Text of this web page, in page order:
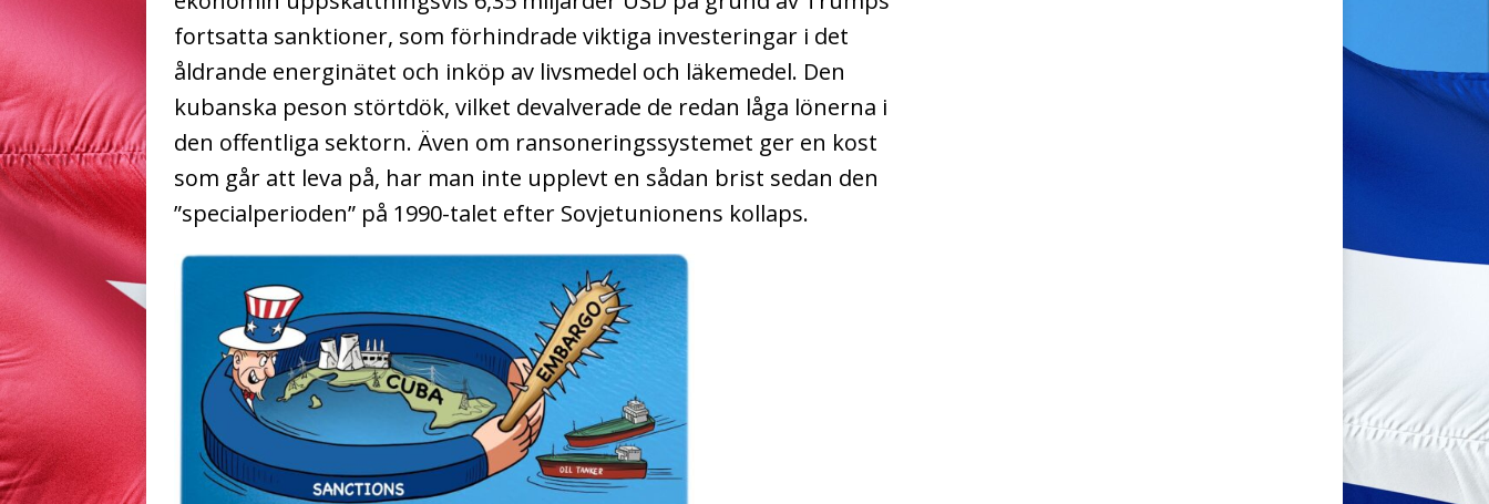
fortsatta sanktioner, som förhindrade viktiga investeringar i det
åldrande energinätet och inköp av livsmedel och läkemedel. Den
kubanska peson störtdök, vilket devalverade de redan låga lönerna i
den offentliga sektorn. Även om ransoneringssystemet ger en kost
som går att leva på, har man inte upplevt en sådan brist sedan den
”specialperioden” på 1990-talet efter Sovjetunionens kollaps.